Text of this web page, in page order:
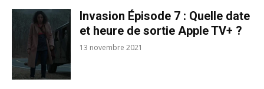
Invasion Épisode 7 : Quelle date
et heure de sortie Apple TV+ ?
13 novembre 2021